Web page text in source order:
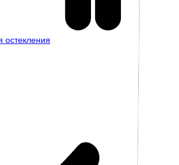
остекления